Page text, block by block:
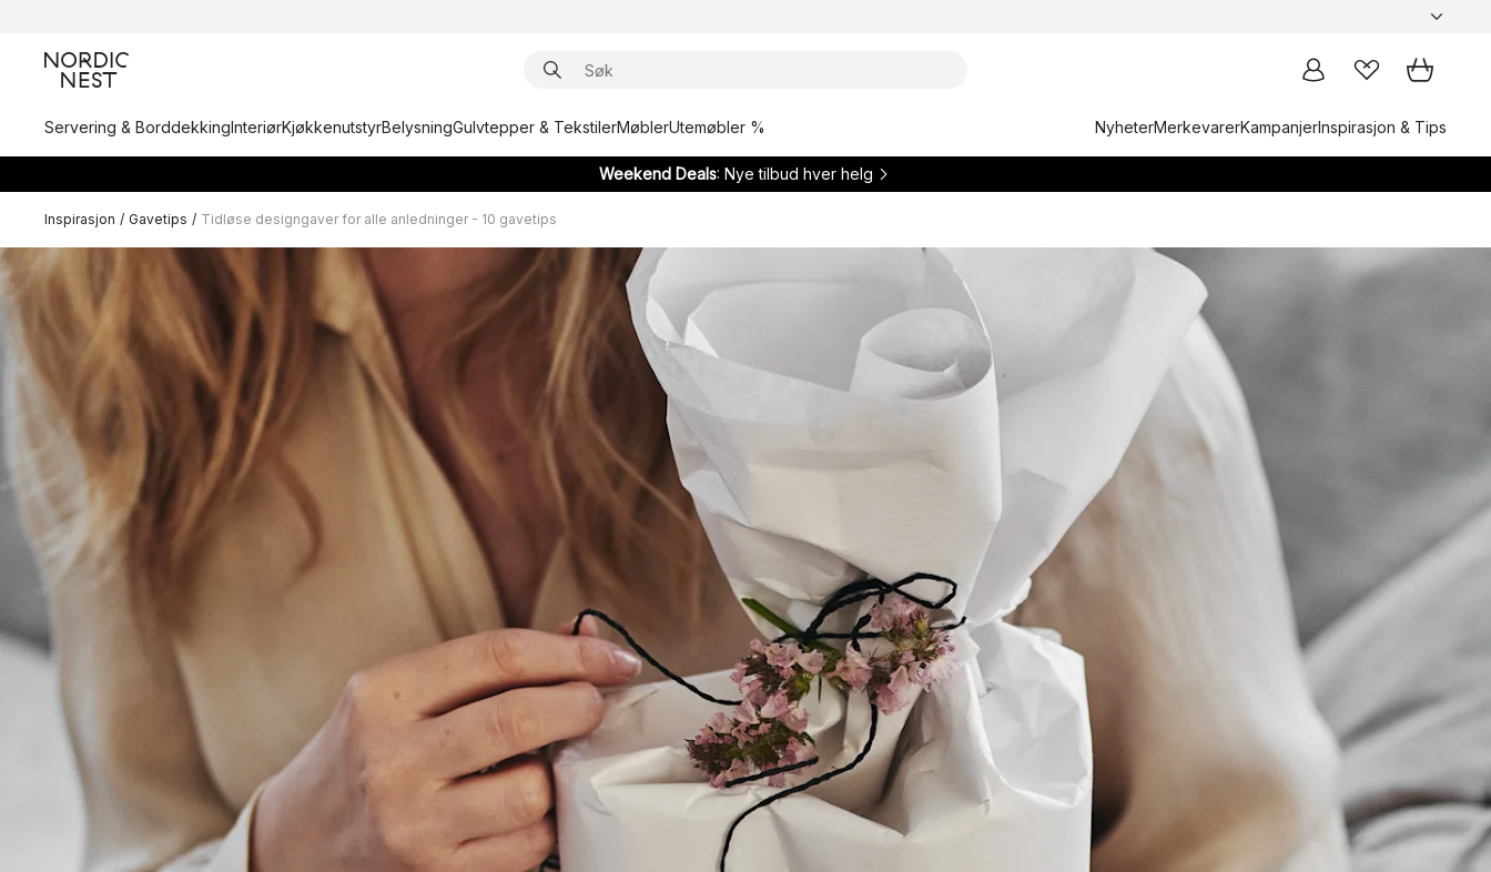
Servering & BorddekkingInteriørKjøkkenutstyrBelysningGulvtepper & TekstilerMøblerUtemøbler % NyheterMerkevarerKampanjerInspirasjon & Tips
Weekend Deals: Nye tilbud hver helg
Inspirasjon / Gavetips / Tidløse designgaver for alle anledninger - 10 gavetips